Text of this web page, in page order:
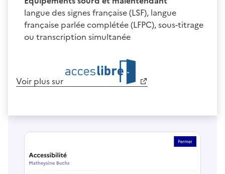
langue des signes française (LSF), langue
française parlée complétée (LFPC), sous-titrage
ou transcription simultanée
Voir plus sur